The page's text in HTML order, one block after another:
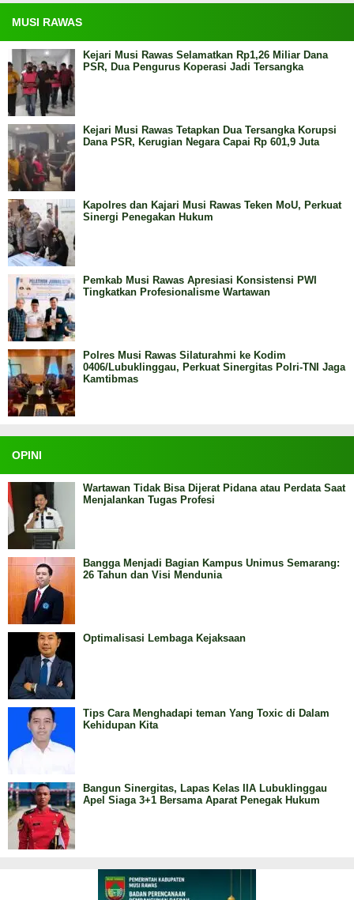
MUSI RAWAS
Kejari Musi Rawas Selamatkan Rp1,26 Miliar Dana
PSR, Dua Pengurus Koperasi Jadi Tersangka
Kejari Musi Rawas Tetapkan Dua Tersangka Korupsi
Dana PSR, Kerugian Negara Capai Rp 601,9 Juta
Kapolres dan Kajari Musi Rawas Teken MoU, Perkuat
Sinergi Penegakan Hukum
Pemkab Musi Rawas Apresiasi Konsistensi PWI
Tingkatkan Profesionalisme Wartawan
Polres Musi Rawas Silaturahmi ke Kodim
0406/Lubuklinggau, Perkuat Sinergitas Polri-TNI Jaga
Kamtibmas
OPINI
Wartawan Tidak Bisa Dijerat Pidana atau Perdata Saat
Menjalankan Tugas Profesi
Bangga Menjadi Bagian Kampus Unimus Semarang:
26 Tahun dan Visi Mendunia
Optimalisasi Lembaga Kejaksaan
Tips Cara Menghadapi teman Yang Toxic di Dalam
Kehidupan Kita
Bangun Sinergitas, Lapas Kelas IIA Lubuklinggau
Apel Siaga 3+1 Bersama Aparat Penegak Hukum